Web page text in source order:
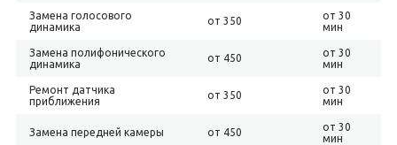
Замена голосового
динамика
от 350
от 30
мин
Замена полифонического
динамика
от 450
от 30
мин
Ремонт датчика
приближения
от 350
от 30
мин
Замена передней камеры от 450
от 30
мин